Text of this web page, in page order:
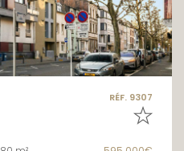
RÉF. 9307